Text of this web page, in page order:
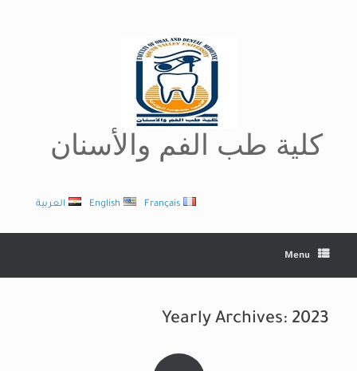
كلية طب الفم والأسنان
العربية English Français
Menu
Yearly Archives: 2023